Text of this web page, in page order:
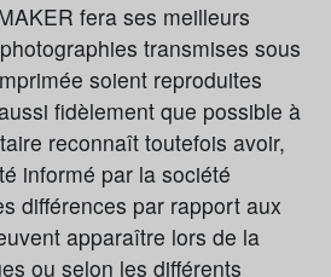
fera ses meilleurs
transmises sous
soient reproduites
fidèlement que possible à
reconnaît toutefois avoir,
informé par la société
différences par rapport aux
apparaître lors de la
ou selon les différents